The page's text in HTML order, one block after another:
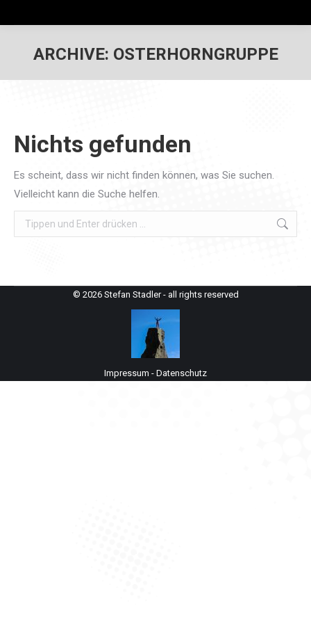
ARCHIVE: OSTERHORNGRUPPE
Nichts gefunden
Es scheint, dass wir nicht finden können, was Sie suchen.
Vielleicht kann die Suche helfen.
Search:
© 2026 Stefan Stadler - all rights reserved
Impressum - Datenschutz